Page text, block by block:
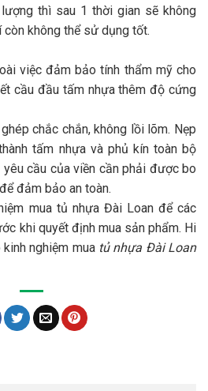
thì sau 1 thời gian sẽ không
không thể sử dụng tốt.
việc đảm bảo tính thẩm mỹ cho
cầu đầu tấm nhựa thêm độ cứng
chắc chắn, không lồi lõm. Nẹp
tấm nhựa và phủ kín toàn bộ
yêu cầu của viền cần phải được bo
đảm bảo an toàn.
mua tủ nhựa Đài Loan để các
khi quyết định mua sản phẩm. Hi
nghiệm mua tủ nhựa Đài Loan